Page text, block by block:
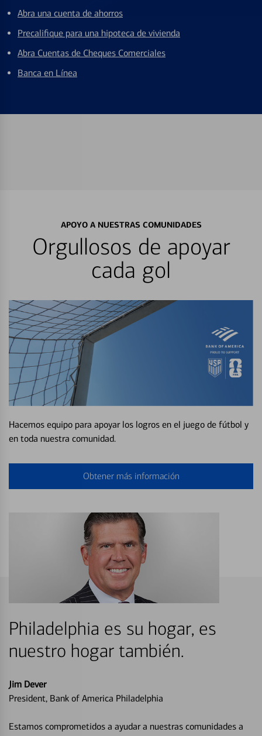
Abra una cuenta de ahorros
Precalifique para una hipoteca de vivienda
Abra Cuentas de Cheques Comerciales
Banca en Línea
APOYO A NUESTRAS COMUNIDADES
Orgullosos de apoyar
cada gol
Hacemos equipo para apoyar los logros en el juego de fútbol y
en toda nuestra comunidad.
Obtener más información
Philadelphia es su hogar, es
nuestro hogar también.
Jim Dever
President, Bank of America Philadelphia
Estamos comprometidos a ayudar a nuestras comunidades a